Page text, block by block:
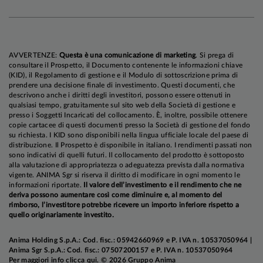
è stata sufficiente a rimuovere una parte dei
dell'energia (alle ore 14:00 del 25/3 il Brent
trattava intorno ai 100 dollari/barile, a fronte di
un picco di quasi 120 dollari/barile registrato nei
giorni scorsi) e nei prezzi delle attività finanziarie.
La situazione resta molto fluida e i rischi
aumentano con il trascorrere del tempo;
monitoriamo gli sviluppi con la massima
attenzione, maper il momento riteniamo
opportuno restare posizionati per il nostro
scenario centrale, che assume una
ricomposizione della crisi in tempi ragionevoli e
questa ipotesi, il conflitto non avrebbe
AVVERTENZE: Questa è una comunicazione di marketing. Si prega di
consultare il Prospetto, il Documento contenente le informazioni chiave
(KID), il Regolamento di gestione e il Modulo di sottoscrizione prima di
prendere una decisione finale di investimento. Questi documenti, che
descrivono anche i diritti degli investitori, possono essere ottenuti in
qualsiasi tempo, gratuitamente sul sito web della Società di gestione e
presso i Soggetti Incaricati del collocamento. È, inoltre, possibile ottenere
copie cartacee di questi documenti presso la Società di gestione del fondo
su richiesta. I KID sono disponibili nella lingua ufficiale locale del paese di
distribuzione. Il Prospetto è disponibile in italiano. I rendimenti passati non
sono indicativi di quelli futuri. Il collocamento del prodotto è sottoposto
alla valutazione di appropriatezza o adeguatezza prevista dalla normativa
vigente. ANIMA Sgr si riserva il diritto di modificare in ogni momento le
informazioni riportate.
Il valore dell’investimento e il rendimento che ne
deriva possono aumentare così come diminuire e, al momento del
rimborso, l’investitore potrebbe ricevere un importo inferiore rispetto a
quello originariamente investito.
Anima Holding S.p.A.: Cod. fisc.: 05942660969 e P. IVA n. 10537050964 |
Anima Sgr S.p.A.: Cod. fisc.: 07507200157 e P. IVA n. 10537050964
Per maggiori infoclicca qui. © 2026 Gruppo Anima